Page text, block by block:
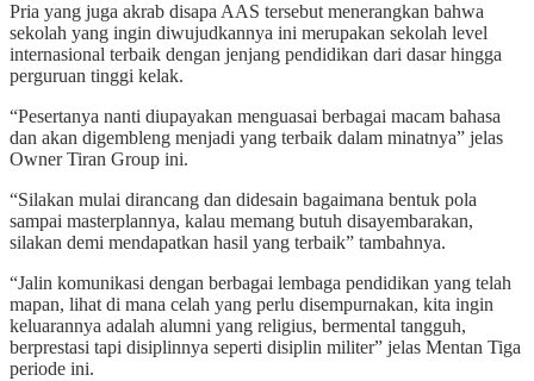
Pria yang juga akrab disapa AAS tersebut menerangkan bahwa
sekolah yang ingin diwujudkannya ini merupakan sekolah level
internasional terbaik dengan jenjang pendidikan dari dasar hingga
perguruan tinggi kelak.
“Pesertanya nanti diupayakan menguasai berbagai macam bahasa
dan akan digembleng menjadi yang terbaik dalam minatnya” jelas
Owner Tiran Group ini.
“Silakan mulai dirancang dan didesain bagaimana bentuk pola
sampai masterplannya, kalau memang butuh disayembarakan,
silakan demi mendapatkan hasil yang terbaik” tambahnya.
“Jalin komunikasi dengan berbagai lembaga pendidikan yang telah
mapan, lihat di mana celah yang perlu disempurnakan, kita ingin
keluarannya adalah alumni yang religius, bermental tangguh,
berprestasi tapi disiplinnya seperti disiplin militer” jelas Mentan Tiga
periode ini.